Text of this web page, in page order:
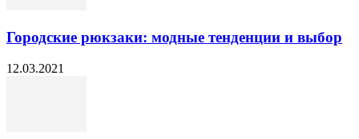
Городские рюкзаки: модные тенденции и выбор
12.03.2021